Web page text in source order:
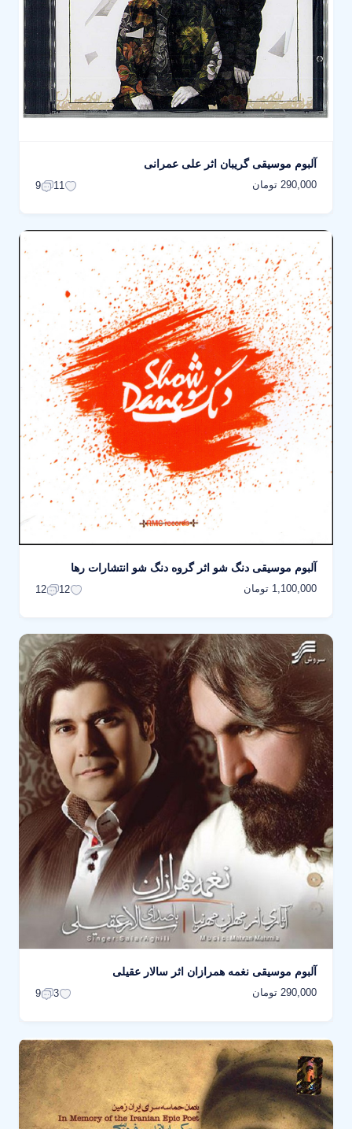
آلبوم موسیقی گریبان اثر علی عمرانی
290,000 تومان 11
9
آلبوم موسیقی دنگ شو اثر گروه دنگ شو انتشارات رها
1,100,000 تومان 12
12
آلبوم موسیقی نغمه همرازان اثر سالار عقیلی
290,000 تومان 3
9